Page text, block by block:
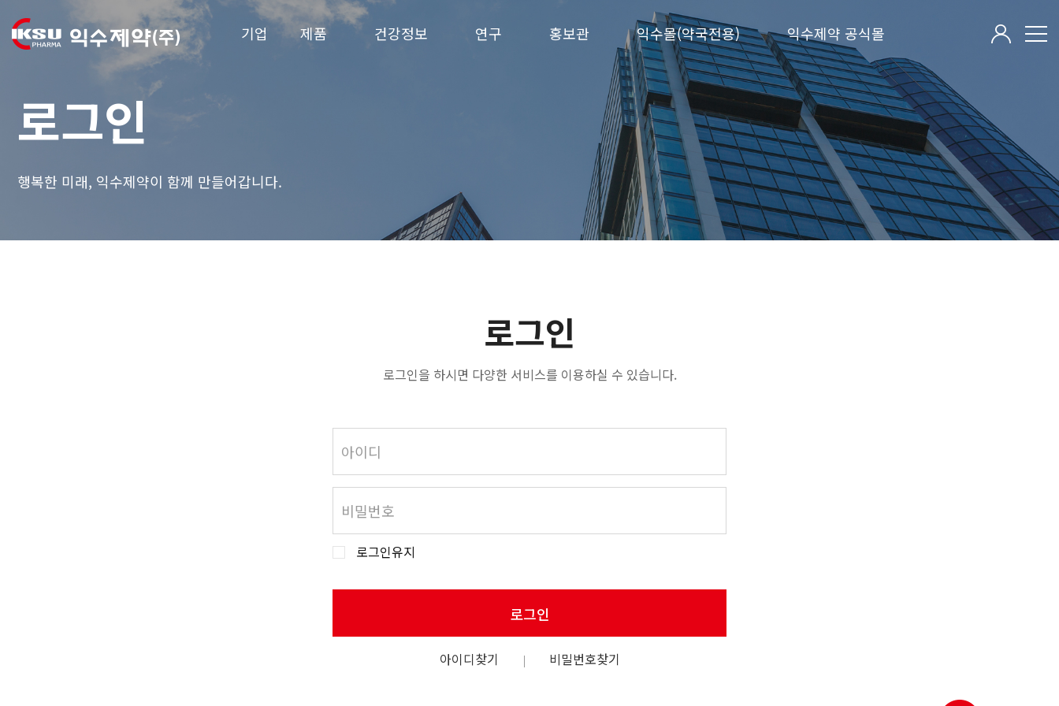
기업 제품 건강정보 연구 홍보관 익수몰(약국전용) 익수제약 공식몰
로그인
행복한 미래, 익수제약이 함께 만들어갑니다.
로그인
로그인을 하시면 다양한 서비스를 이용하실 수 있습니다.
로그인유지
로그인
아이디찾기 비밀번호찾기